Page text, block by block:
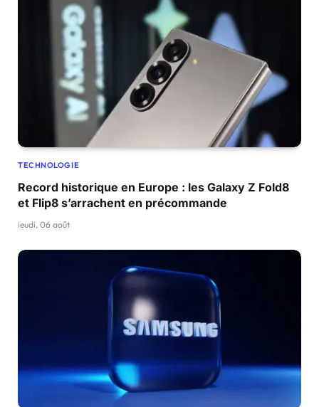
TECHNOLOGIE
Record historique en Europe : les Galaxy Z Fold8
et Flip8 s’arrachent en précommande
jeudi, 06 août